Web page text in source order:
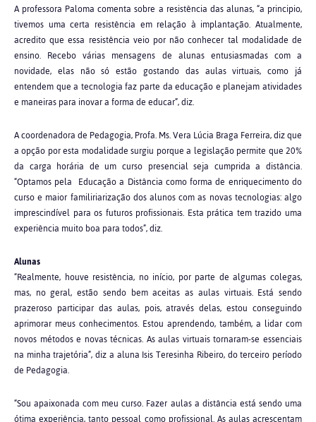
A professora Paloma comenta sobre a resistência das alunas, “a principio,
tivemos uma certa resistência em relação à implantação. Atualmente,
acredito que essa resistência veio por não conhecer tal modalidade de
ensino. Recebo várias mensagens de alunas entusiasmadas com a
novidade, elas não só estão gostando das aulas virtuais, como já
entendem que a tecnologia faz parte da educação e planejam atividades
e maneiras para inovar a forma de educar”, diz.
A coordenadora de Pedagogia, Profa. Ms. Vera Lúcia Braga Ferreira, diz que
a opção por esta modalidade surgiu porque a legislação permite que 20%
da carga horária de um curso presencial seja cumprida a distância.
“Optamos pela Educação a Distância como forma de enriquecimento do
curso e maior familiriarização dos alunos com as novas tecnologias: algo
imprescindível para os futuros profissionais. Esta prática tem trazido uma
experiência muito boa para todos”, diz.
Alunas
“Realmente, houve resistência, no início, por parte de algumas colegas,
mas, no geral, estão sendo bem aceitas as aulas virtuais. Está sendo
prazeroso participar das aulas, pois, através delas, estou conseguindo
aprimorar meus conhecimentos. Estou aprendendo, também, a lidar com
novos métodos e novas técnicas. As aulas virtuais tornaram-se essenciais
na minha trajetória”, diz a aluna Isis Teresinha Ribeiro, do terceiro período
de Pedagogia.
“Sou apaixonada com meu curso. Fazer aulas a distância está sendo uma